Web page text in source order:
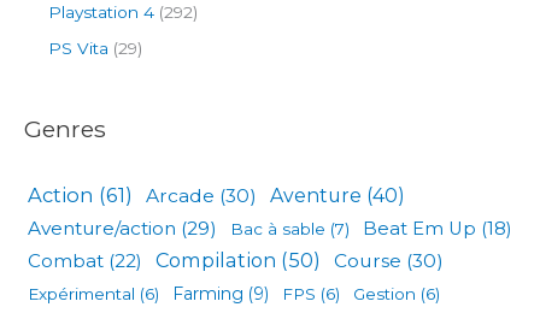
Playstation 4 (292)
PS Vita (29)
Genres
Action (61) Arcade (30) Aventure (40)
Aventure/action (29) Bac à sable (7) Beat Em Up (18)
Combat (22) Compilation (50) Course (30)
Expérimental (6) Farming (9) FPS (6) Gestion (6)